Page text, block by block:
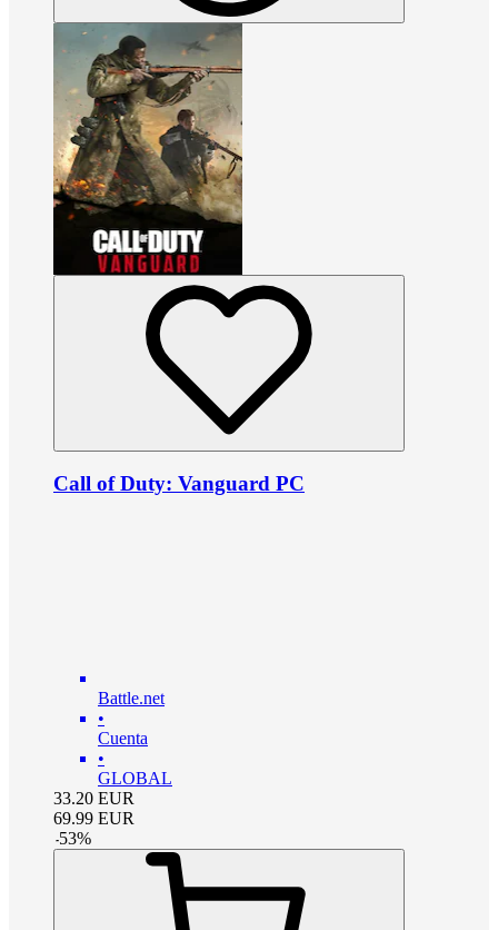
Call of Duty: Vanguard PC
Battle.net
•
Cuenta
•
GLOBAL
33.20 EUR
69.99 EUR
-53%